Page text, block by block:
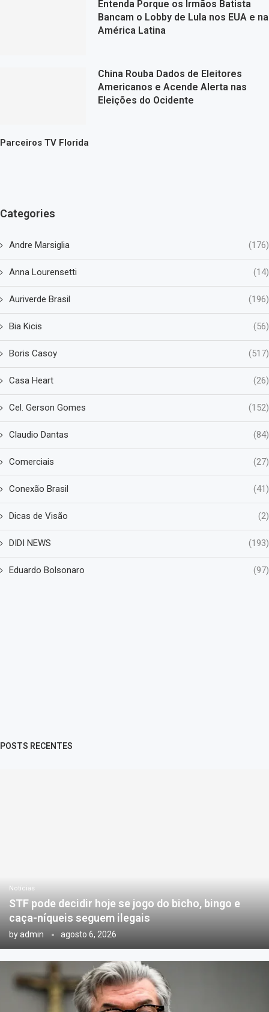
Entenda Porque os Irmãos Batista
Bancam o Lobby de Lula nos EUA e na
América Latina
China Rouba Dados de Eleitores
Americanos e Acende Alerta nas
Eleições do Ocidente
Parceiros TV Florida
Categories
Andre Marsiglia (176)
Anna Lourensetti (14)
Auriverde Brasil (196)
Bia Kicis (56)
Boris Casoy (517)
Casa Heart (26)
Cel. Gerson Gomes (152)
Claudio Dantas (84)
Comerciais (27)
Conexão Brasil (41)
Dicas de Visão (2)
DIDI NEWS (193)
Eduardo Bolsonaro (97)
POSTS RECENTES
Notícias
STF pode decidir hoje se jogo do bicho, bingo e
caça-níqueis seguem ilegais
byadmin agosto 6, 2026